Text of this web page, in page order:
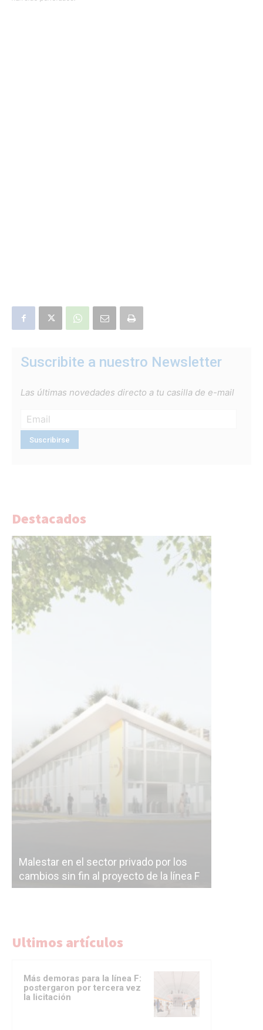
Suscribite a nuestro Newsletter
Las últimas novedades directo a tu casilla de e-mail
Destacados
Malestar en el sector privado por los
cambios sin fin al proyecto de la línea F
Ultimos artículos
Más demoras para la línea F:
postergaron por tercera vez
la licitación